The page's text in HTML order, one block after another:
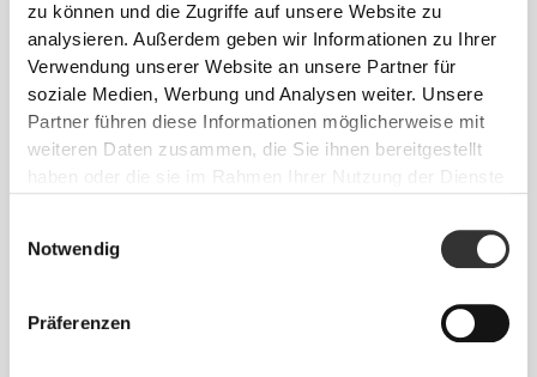
zu können und die Zugriffe auf unsere Website zu
analysieren. Außerdem geben wir Informationen zu Ihrer
Verwendung unserer Website an unsere Partner für
soziale Medien, Werbung und Analysen weiter. Unsere
Partner führen diese Informationen möglicherweise mit
weiteren Daten zusammen, die Sie ihnen bereitgestellt
haben oder die sie im Rahmen Ihrer Nutzung der Dienste
Notwendig
Präferenzen
Unsere Kleidung steht für Komfort. Unsere
Herangehensweise hinterlässt einen wichtigen
Eindruck auf unsere Kleidung: auf die nahtlose
Freiheit! Ohne eingenähtes Etikett wird das Tragen
von Kleidung noch bequemer, da es zu keinen
Hautreizungen kommt.
TIPP ZUR PASSFORM